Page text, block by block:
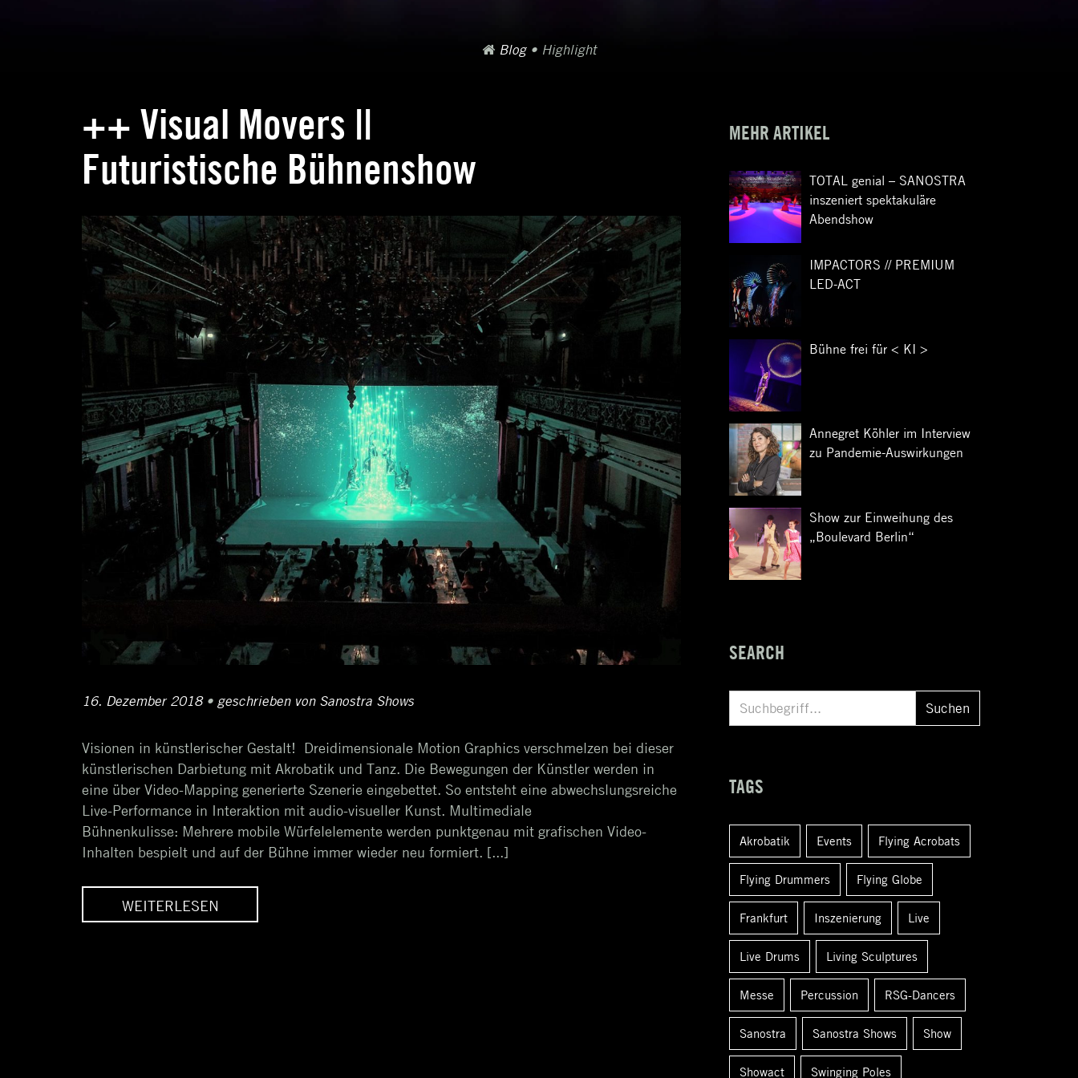
Blog • Highlight
Schlagwortarchiv:
Highlight
++ Visual Movers ||
Futuristische Bühnenshow
Posted
16. Dezember 201817.
2018
• Author
geschrieben von Sanostra Shows
Visionen in künstlerischer Gestalt! Dreidimensionale Motion Graphics verschmelzen bei dieser
künstlerischen Darbietung mit Akrobatik und Tanz. Die Bewegungen der Künstler werden in
eine über Video-Mapping generierte Szenerie eingebettet. So entsteht eine abwechslungsreiche
Live-Performance in Interaktion mit audio-visueller Kunst. Multimediale
Bühnenkulisse: Mehrere mobile Würfelelemente werden punktgenau mit grafischen Video-
Inhalten bespielt und auf der Bühne immer wieder neu formiert. [...]
WEITERLESEN
MEHR ARTIKEL
TOTAL genial – SANOSTRA
inszeniert spektakuläre
Abendshow
IMPACTORS // PREMIUM
LED-ACT
Bühne frei für < KI >
Annegret Köhler im Interview
zu Pandemie-Auswirkungen
Show zur Einweihung des
„Boulevard Berlin“
SEARCH
u
n
h
Suchen
TAGS
Akrobatik Events Flying Acrobats
Flying Drummers Flying Globe
Frankfurt Inszenierung Live
Live Drums Living Sculptures
Messe Percussion RSG-Dancers
Sanostra Sanostra Shows Show
Showact Swinging Poles